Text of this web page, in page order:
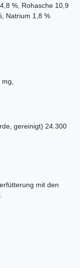
%, Rohasche 10,9
Natrium 1,8 %
mg,
gereinigt) 24.300
mit den